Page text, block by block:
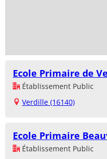
Ecole Primaire de
Établissement Public
Verdille (16140)
Ecole Primaire
Établissement Public